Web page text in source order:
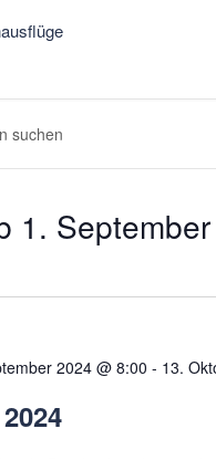
1.
2024 @ 8:00 - 13.